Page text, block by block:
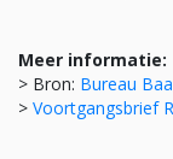
Meer informatie:
> Bron: Bureau
> Voortgangsbrief